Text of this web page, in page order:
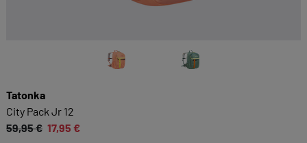
Tatonka
City Pack Jr 12
59,95 € 17,95 €